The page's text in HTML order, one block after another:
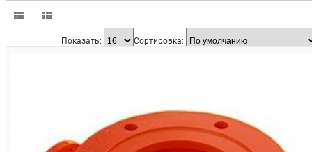
вертикальном положении, а также обеспечения подачи воды
борьбе с огнем.
Подставки подключаются к водопроводу посредством
либо фланцев. В процессе их изготовления используется
чугун, либо сталь с учетом того, что рабочая среда – это
Сортировка:
Показать: